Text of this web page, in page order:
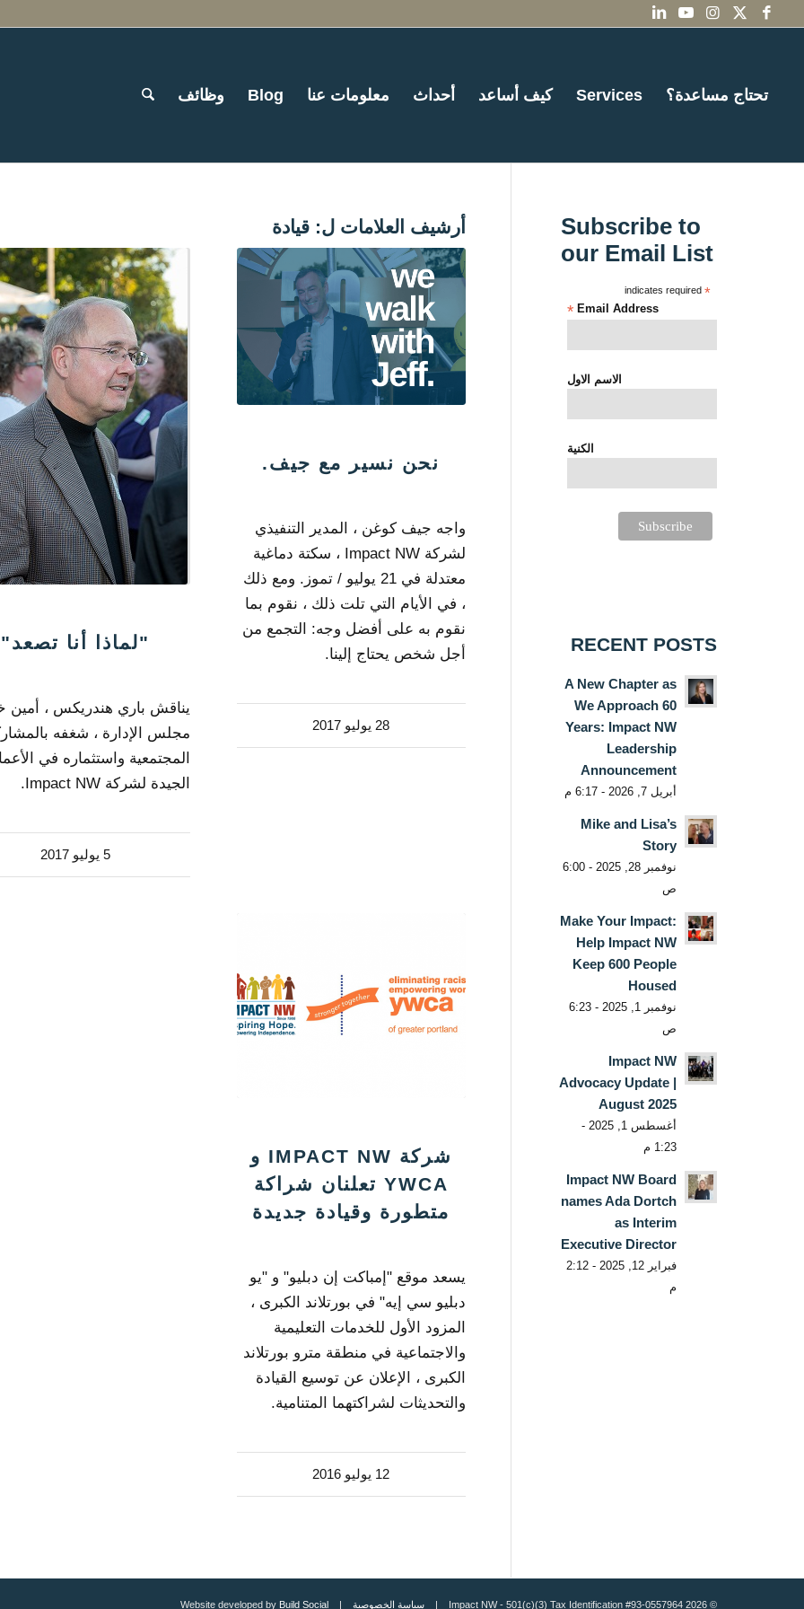
تحتاج مساعدة؟ Services كيف أساعد أحداث معلومات عنا Blog وظائف
أرشيف العلامات ل:قيادة
نحن نسير مع جيف.
واجه جيف كوغن ، المدير التنفيذي
لشركة Impact NW ، سكتة دماغية
معتدلة في 21 يوليو / تموز. ومع ذلك
، في الأيام التي تلت ذلك ، نقوم بما
نقوم به على أفضل وجه: التجمع من
أجل شخص يحتاج إلينا.
28 يوليو 2017
"لماذا أنا تصعد"
يناقش باري هندريكس ، أمين
مجلس الإدارة ، شغفه
المجتمعية واستثماره في
الجيدة لشركة Impact NW.
5 يوليو 2017
شركة IMPACT NW و
YWCA تعلنان شراكة
متطورة وقيادة جديدة
يسعد موقع "إمباكت إن دبليو" و "يو
دبليو سي إيه" في بورتلاند الكبرى ،
المزود الأول للخدمات التعليمية
والاجتماعية في منطقة مترو بورتلاند
الكبرى ، الإعلان عن توسيع القيادة
والتحديثات لشراكتهما المتنامية.
12 يوليو 2016
Subscribe to
our Email List
*
indicates required
Email Address
*
الاسم الاول
الكنية
RECENT POSTS
A New Chapter as
We Approach 60
Years: Impact NW
Leadership
Announcement
أبريل 7, 2026 - 6:17 م
Mike and Lisa’s
Story
نوفمبر 28, 2025 - 6:00
ص
Make Your Impact:
Help Impact NW
Keep 600 People
Housed
نوفمبر 1, 2025 - 6:23
ص
Impact NW
Advocacy Update |
August 2025
أغسطس 1, 2025 -
1:23 م
Impact NW Board
names Ada Dortch
as Interim
Executive Director
فبراير 12, 2025 - 2:12
م
© 2026 Impact NW - 501(c)(3) Tax Identification #93-0557964 | سياسة الخصوصية | Website developed by
Build Social